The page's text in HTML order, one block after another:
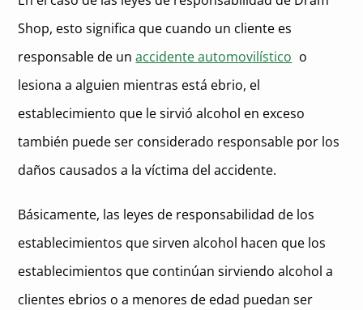
Shop, esto significa que cuando un cliente es
responsable de unaccidente automovilístico o
lesiona a alguien mientras está ebrio, el
establecimiento que le sirvió alcohol en exceso
también puede ser considerado responsable por los
daños causados a la víctima del accidente.
Básicamente, las leyes de responsabilidad de los
establecimientos que sirven alcohol hacen que los
establecimientos que continúan sirviendo alcohol a
clientes ebrios o a menores de edad puedan ser